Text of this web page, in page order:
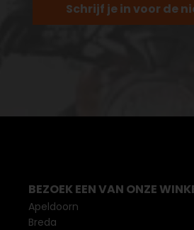
Schrijf je in voor de
BEZOEK EEN VAN ONZE
Apeldoorn
Breda